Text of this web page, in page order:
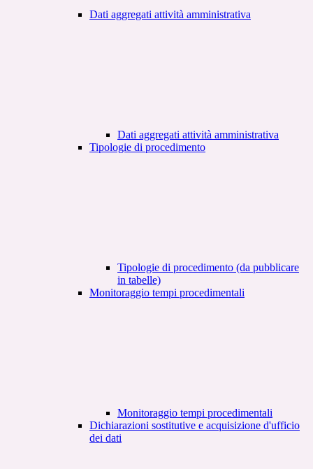
Dati aggregati attività amministrativa
Dati aggregati attività amministrativa
Tipologie di procedimento
Tipologie di procedimento (da pubblicare
in tabelle)
Monitoraggio tempi procedimentali
Monitoraggio tempi procedimentali
Dichiarazioni sostitutive e acquisizione d'ufficio
dei dati